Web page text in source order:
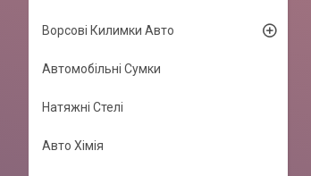
Ворсові Килимки Авто
Автомобільні Сумки
Натяжні Стелі
Авто Хімія